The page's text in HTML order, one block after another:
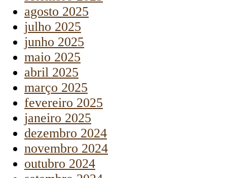
agosto 2025
julho 2025
junho 2025
maio 2025
abril 2025
março 2025
fevereiro 2025
janeiro 2025
dezembro 2024
novembro 2024
outubro 2024